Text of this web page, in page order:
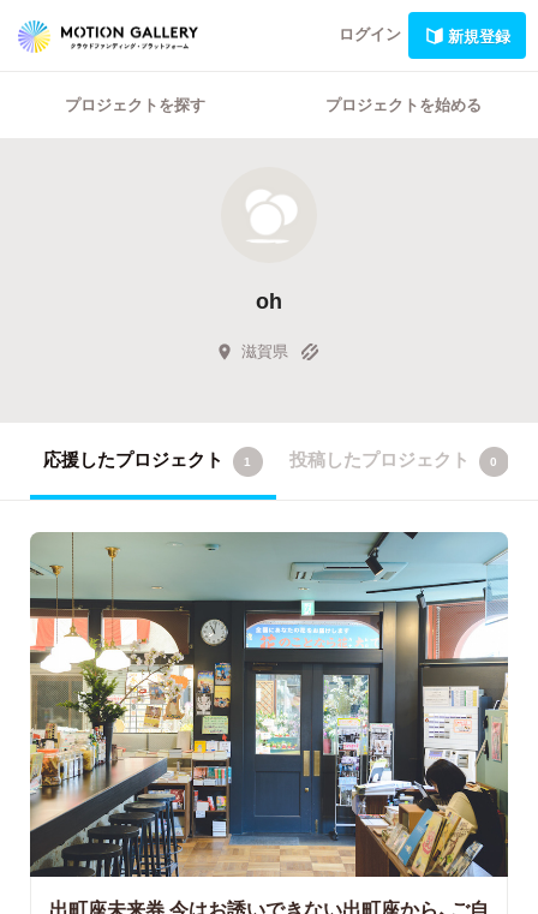
ログイン 新規登録
プロジェクトを探す プロジェクトを始める
oh
滋賀県
応援したプロジェクト 1 投稿したプロジェクト 0
出町座未来券今はお誘いできない出町座から、ご自